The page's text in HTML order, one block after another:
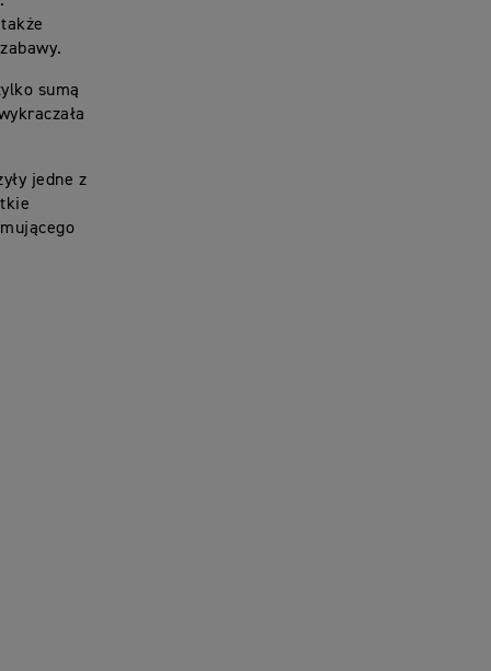
sumą
jedne z